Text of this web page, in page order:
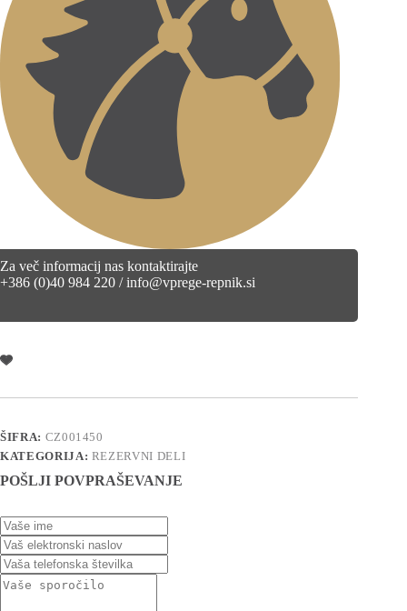
Za več informacij nas kontaktirajte
+386 (0)40 984 220 / info@vprege-repnik.si
ŠIFRA: CZ001450
KATEGORIJA: REZERVNI DELI
POŠLJI POVPRAŠEVANJE